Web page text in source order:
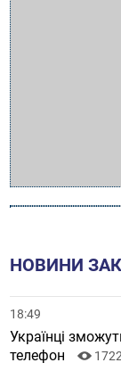
НОВИНИ
18:49
Українці
телефон